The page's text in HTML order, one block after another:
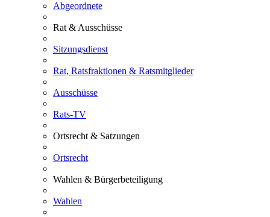
Abgeordnete
Rat & Ausschüsse
Sitzungsdienst
Rat, Ratsfraktionen & Ratsmitglieder
Ausschüsse
Rats-TV
Ortsrecht & Satzungen
Ortsrecht
Wahlen & Bürgerbeteiligung
Wahlen